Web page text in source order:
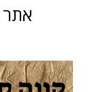
אתר